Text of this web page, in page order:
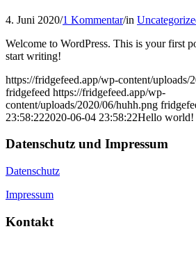
4. Juni 2020/1 Kommentar/in
Welcome to WordPress. This is your first
start writing!
https://fridgefeed.app/wp-content/uploads/
fridgefeed https://fridgefeed.app/wp-
content/uploads/2020/06/huhh.png
23:58:222020-06-04 23:58:22Hello world!
Datenschutz und Impressum
Datenschutz
Impressum
Kontakt